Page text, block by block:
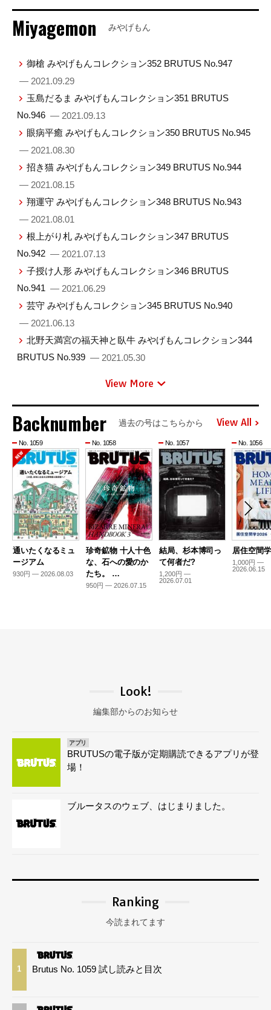
Miyagemon みやげもん
御槍 みやげもんコレクション352 BRUTUS No.947
— 2021.09.29
玉島だるま みやげもんコレクション351 BRUTUS
No.946 — 2021.09.13
眼病平癒 みやげもんコレクション350 BRUTUS No.945
— 2021.08.30
招き猫 みやげもんコレクション349 BRUTUS No.944
— 2021.08.15
翔運守 みやげもんコレクション348 BRUTUS No.943
— 2021.08.01
根上がり札 みやげもんコレクション347 BRUTUS
No.942 — 2021.07.13
子授け人形 みやげもんコレクション346 BRUTUS
No.941 — 2021.06.29
芸守 みやげもんコレクション345 BRUTUS No.940
— 2021.06.13
北野天満宮の福天神と臥牛 みやげもんコレクション344
BRUTUS No.939 — 2021.05.30
View More
Backnumber 過去の号はこちらから View All
No. 1059
通いたくなるミュ
ージアム
930円 — 2026.08.03
No. 1058
珍奇鉱物 十人十色
な、石への愛のか
たち。 …
950円 — 2026.07.15
No. 1057
結局、杉本博司っ
て何者だ?
1,200円 —
2026.07.01
No. 1056
居住空間
1,000円 —
2026.06.15
Look!
編集部からのお知らせ
アプリ
BRUTUSの電子版が定期購読できるアプリが登
場！
ブルータスのウェブ、はじまりました。
Ranking
今読まれてます
1 Brutus No. 1059 試し読みと目次